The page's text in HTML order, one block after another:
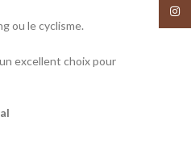
ou le cyclisme.
excellent choix pour